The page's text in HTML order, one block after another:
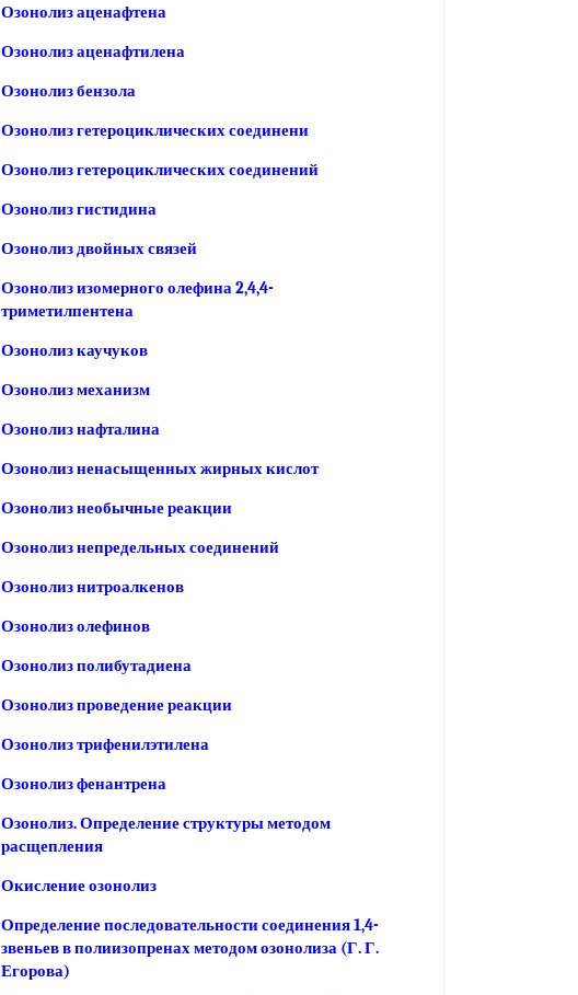
Озонолиз аценафтена
Озонолиз аценафтилена
Озонолиз бензола
Озонолиз гетероциклических соединени
Озонолиз гетероциклических соединений
Озонолиз гистидина
Озонолиз двойных связей
Озонолиз изомерного олефина 2,4,4-
триметилпентена
Озонолиз каучуков
Озонолиз механизм
Озонолиз нафталина
Озонолиз ненасыщенных жирных кислот
Озонолиз необычные реакции
Озонолиз непредельных соединений
Озонолиз нитроалкенов
Озонолиз олефинов
Озонолиз полибутадиена
Озонолиз проведение реакции
Озонолиз трифенилэтилена
Озонолиз фенантрена
Озонолиз. Определение структуры методом
расщепления
Окисление озонолиз
Определение последовательности соединения 1,4-
звеньев в полиизопренах методом озонолиза (Г. Г.
Егорова)